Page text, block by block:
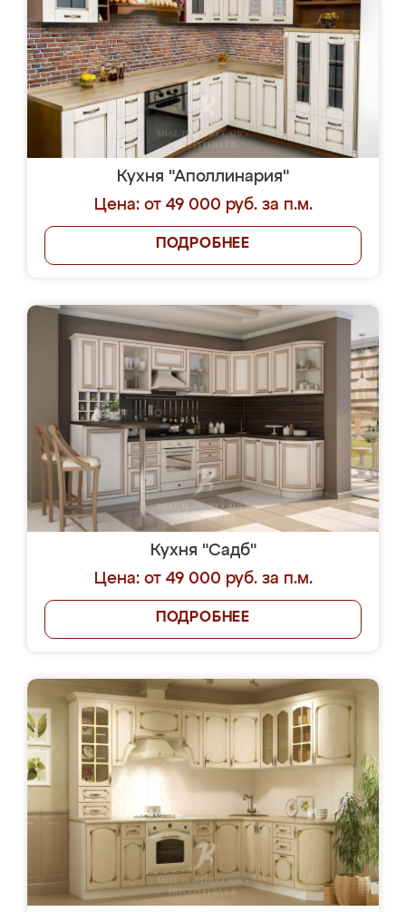
Кухня "Аполлинария"
Цена: от 49 000 руб. за п.м.
ПОДРОБНЕЕ
Кухня "Садб"
Цена: от 49 000 руб. за п.м.
ПОДРОБНЕЕ